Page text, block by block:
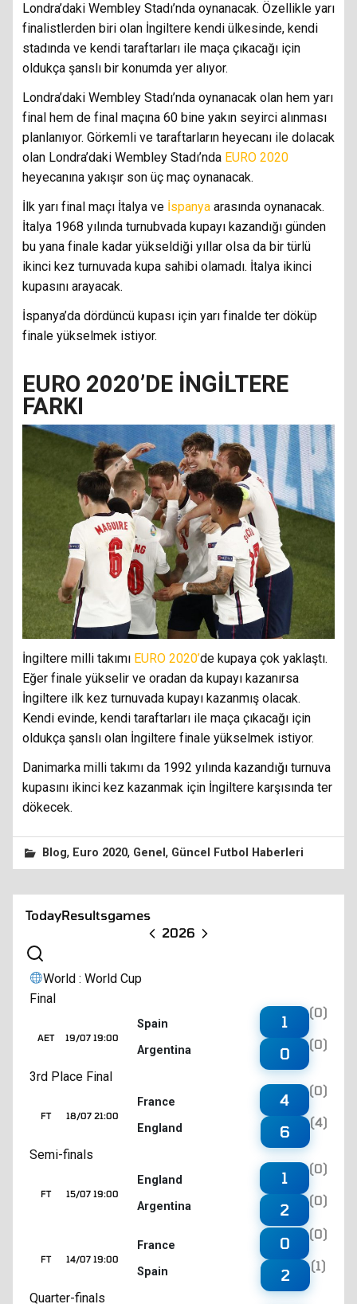
Londra’daki Wembley Stadı’nda oynanacak. Özellikle yarı
finalistlerden biri olan İngiltere kendi ülkesinde, kendi
stadında ve kendi taraftarları ile maça çıkacağı için
oldukça şanslı bir konumda yer alıyor.
Londra’daki Wembley Stadı’nda oynanacak olan hem yarı
final hem de final maçına 60 bine yakın seyirci alınması
planlanıyor. Görkemli ve taraftarların heyecanı ile dolacak
olan Londra’daki Wembley Stadı’nda EURO 2020
heyecanına yakışır son üç maç oynanacak.
İlk yarı final maçı İtalya ve İspanya arasında oynanacak.
İtalya 1968 yılında turnubvada kupayı kazandığı günden
bu yana finale kadar yükseldiği yıllar olsa da bir türlü
ikinci kez turnuvada kupa sahibi olamadı. İtalya ikinci
kupasını arayacak.
İspanya’da dördüncü kupası için yarı finalde ter döküp
finale yükselmek istiyor.
EURO 2020’DE İNGİLTERE
FARKI
İngiltere milli takımı EURO 2020’de kupaya çok yaklaştı.
Eğer finale yükselir ve oradan da kupayı kazanırsa
İngiltere ilk kez turnuvada kupayı kazanmış olacak.
Kendi evinde, kendi taraftarları ile maça çıkacağı için
oldukça şanslı olan İngiltere finale yükselmek istiyor.
Danimarka milli takımı da 1992 yılında kazandığı turnuva
kupasını ikinci kez kazanmak için İngiltere karşısında ter
dökecek.
Blog, Euro 2020, Genel, Güncel Futbol Haberleri
TodayResultsgames
2026
World : World Cup
Final
19/07 19:00
AET
Spain
Argentina
1
(0)
0
(0)
3rd Place Final
18/07 21:00
FT
France
England
4
(0)
6
(4)
Semi-finals
15/07 19:00
FT
England
Argentina
1
(0)
2
(0)
14/07 19:00
FT
France
Spain
0
(0)
2
(1)
Quarter-finals